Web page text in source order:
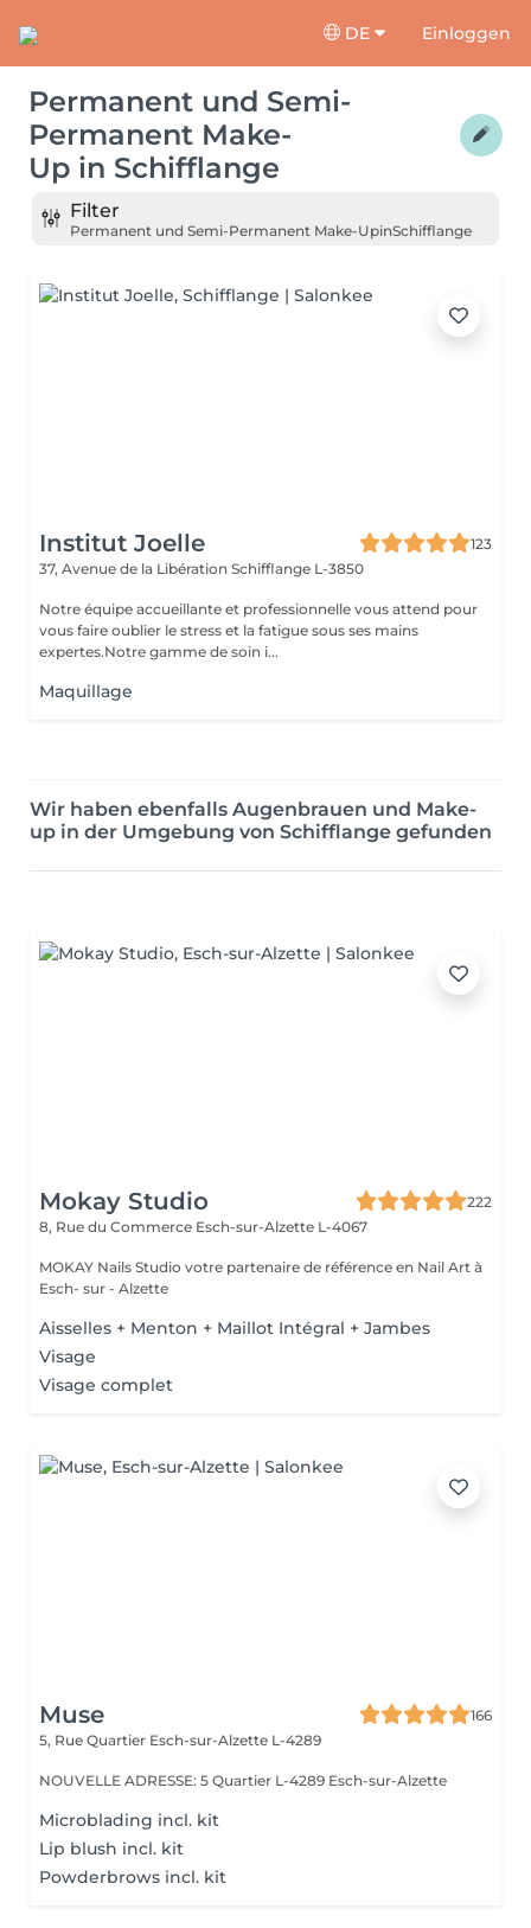
DE Einloggen
Permanent und Semi-
Permanent Make-
Up in Schifflange
Filter
Permanent und Semi-Permanent Make-UpinSchifflange
Institut Joelle
123
37, Avenue de la Libération Schifflange L-3850
Notre équipe accueillante et professionnelle vous attend pour
vous faire oublier le stress et la fatigue sous ses mains
expertes.Notre gamme de soin i...
Maquillage
Wir haben ebenfalls Augenbrauen und Make-
up in der Umgebung von Schifflange gefunden
Mokay Studio
222
8, Rue du Commerce Esch-sur-Alzette L-4067
MOKAY Nails Studio votre partenaire de référence en Nail Art à
Esch- sur - Alzette
Aisselles + Menton + Maillot Intégral + Jambes
Visage
Visage complet
Muse
166
5, Rue Quartier Esch-sur-Alzette L-4289
NOUVELLE ADRESSE: 5 Quartier L-4289 Esch-sur-Alzette
Microblading incl. kit
Lip blush incl. kit
Powderbrows incl. kit